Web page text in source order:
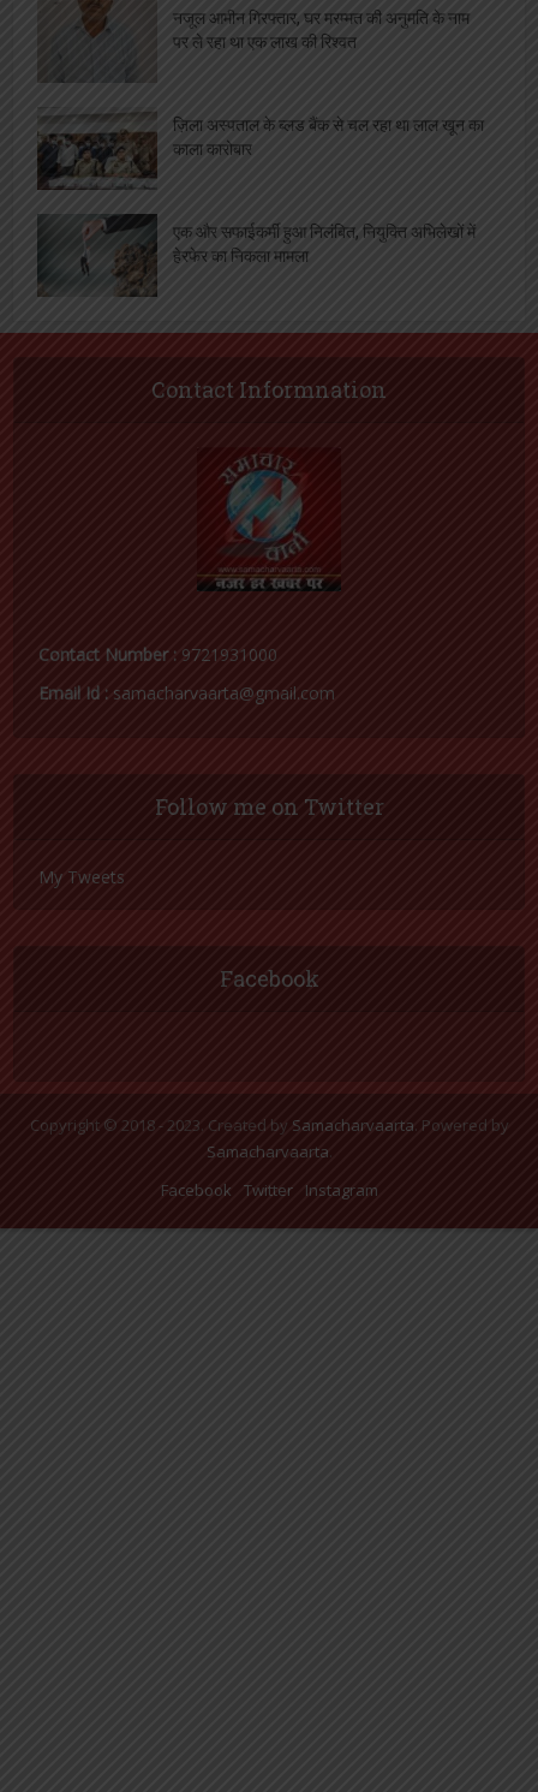
नजूल आमीन गिरफ्तार, घर मरम्मत की अनुमति के नाम
पर ले रहा था एक लाख की रिश्वत
ज़िला अस्पताल के ब्लड बैंक से चल रहा था लाल खून का
काला कारोबार
एक और सफाईकर्मी हुआ निलंबित, नियुक्ति अभिलेखों में
हेरफेर का निकला मामला
Contact Informnation
Contact Number : 9721931000
Email Id : samacharvaarta@gmail.com
Follow me on Twitter
My Tweets
Facebook
Copyright © 2018 - 2023. Created by Samacharvaarta. Powered by
Samacharvaarta.
Facebook
Twitter Instagram